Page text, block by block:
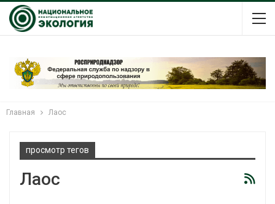
Главная Лаос
просмотр тегов
Лаос